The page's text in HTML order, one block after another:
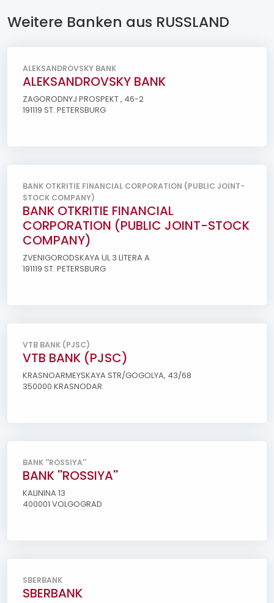
Weitere Banken aus RUSSLAND
ALEKSANDROVSKY BANK
ALEKSANDROVSKY BANK
ZAGORODNYJ PROSPEKT , 46-2
191119 ST. PETERSBURG
BANK OTKRITIE FINANCIAL CORPORATION (PUBLIC JOINT-
STOCK COMPANY)
BANK OTKRITIE FINANCIAL
CORPORATION (PUBLIC JOINT-STOCK
COMPANY)
ZVENIGORODSKAYA UL 3 LITERA A
191119 ST. PETERSBURG
VTB BANK (PJSC)
VTB BANK (PJSC)
KRASNOARMEYSKAYA STR/GOGOLYA, 43/68
350000 KRASNODAR
BANK ''ROSSIYA''
BANK ''ROSSIYA''
KALININA 13
400001 VOLGOGRAD
SBERBANK
SBERBANK